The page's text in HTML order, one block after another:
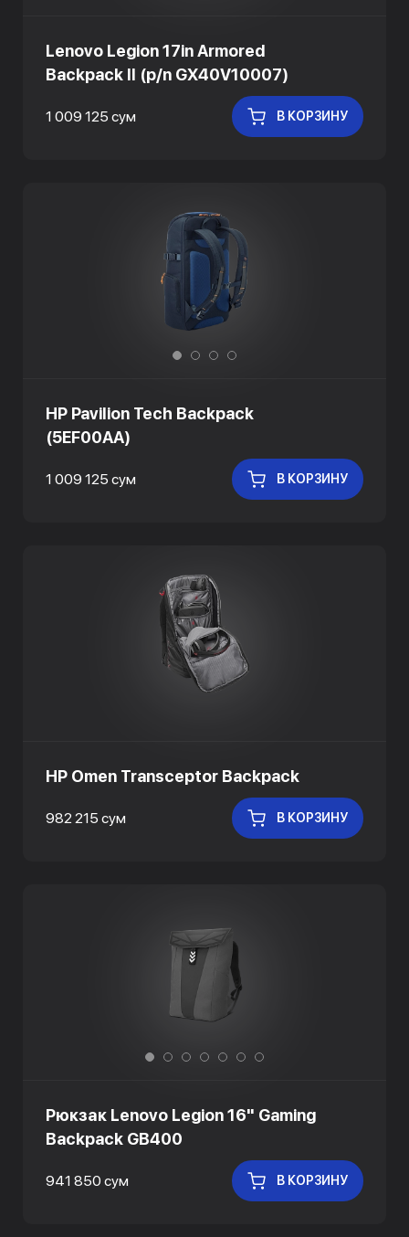
Lenovo Legion 17in Armored
Backpack II (p/n GX40V10007)
1 009 125 сум В КОРЗИНУ
HP Pavilion Tech Backpack
(5EF00AA)
1 009 125 сум В КОРЗИНУ
HP Omen Transceptor Backpack
982 215 сум В КОРЗИНУ
Рюкзак Lenovo Legion 16" Gaming
Backpack GB400
941 850 сум В КОРЗИНУ